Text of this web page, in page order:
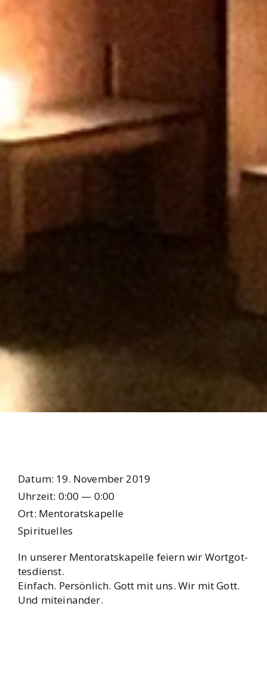
Datum: 19. Novem­ber 2019
Uhr­zeit: 0:00 — 0:00
Ort: Men­to­rats­ka­pel­le
Spi­ri­tu­el­les
In unse­rer Men­to­rats­ka­pel­le fei­ern wir Wort­got­
tes­dienst.
Ein­fach. Per­sön­lich. Gott mit uns. Wir mit Gott.
Und mit­ein­an­der.